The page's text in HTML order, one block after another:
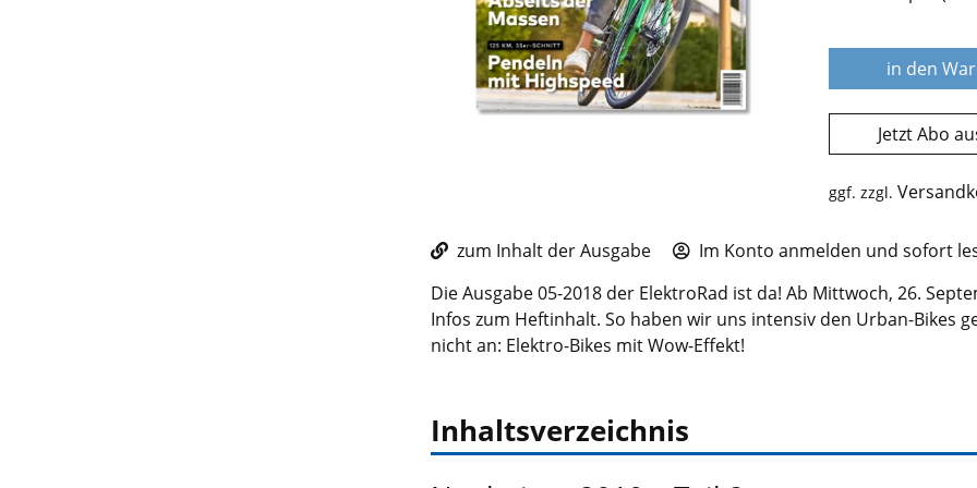
in den
Jetzt Abo
ggf. zzgl.
zum Inhalt der Ausgabe
Im Konto anmelden und sofort
Die Ausgabe 05-2018 der ElektroRad ist da! Ab Mittwoch, 26.
Infos zum Heftinhalt. So haben wir uns intensiv den Urban-Bikes
nicht an: Elektro-Bikes mit Wow-Effekt!
Inhaltsverzeichnis